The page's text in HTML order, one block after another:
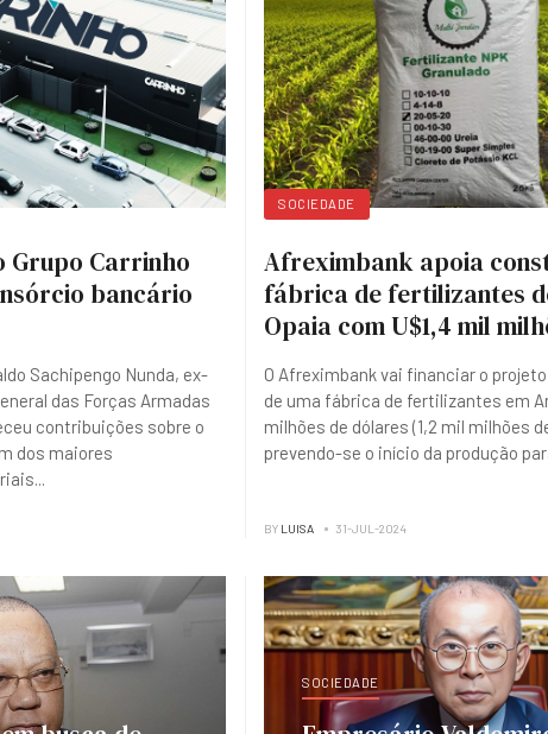
Grupo Carrinho
bancário
Sachipengo Nunda, ex-
das Forças Armadas
contribuições sobre o
dos maiores
SOCIEDADE
Afreximbank apoia construção de
fábrica de fertilizantes
Opaia com U$1,4 mil
O Afreximbank vai financiar o
de uma fábrica de fertilizantes em
milhões de dólares (1,2 mil milhões
prevendo-se o início da produção
BY LUISA 31-JUL-2024
SOCIEDADE